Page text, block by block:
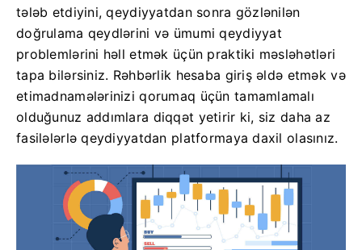
tələb etdiyini, qeydiyyatdan sonra gözlənilən
doğrulama qeydlərini və ümumi qeydiyyat
problemlərini həll etmək üçün praktiki məsləhətləri
tapa bilərsiniz. Rəhbərlik hesaba giriş əldə etmək və
etimadnamələrinizi qorumaq üçün tamamlamalı
olduğunuz addımlara diqqət yetirir ki, siz daha az
fasilələrlə qeydiyyatdan platformaya daxil olasınız.